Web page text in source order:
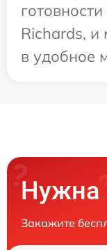
Richards, и
в удобное
Нужна
Закажите